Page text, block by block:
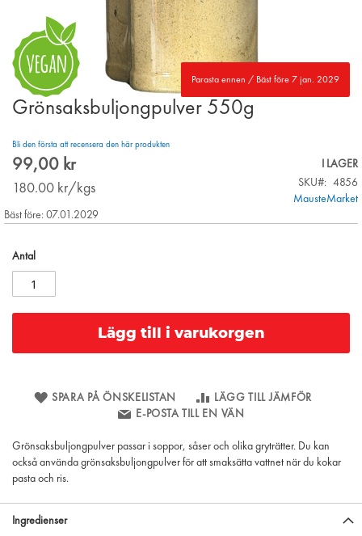
Parasta ennen / Bäst före 7 jan. 2029
Skip
of
the
gallery
Grönsaksbuljongpulver 550g
Bli den första att recensera den här produkten
99,00 kr
180.00 kr/kgs
I LAGER
SKU
4856
MausteMarket
Bäst före: 07.01.2029
Antal
Lägg till i varukorgen
SPARA PÅ ÖNSKELISTAN
LÄGG TILL JÄMFÖR
E-POSTA TILL EN VÄN
Grönsaksbuljongpulver passar i soppor, såser och olika gryträtter. Du kan
också använda grönsaksbuljongpulver för att smaksätta vattnet när du kokar
pasta och ris.
Ingredienser